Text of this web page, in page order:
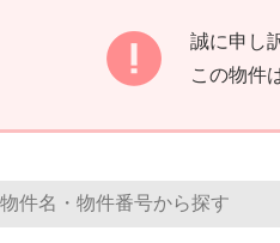
誠に申し
この物件